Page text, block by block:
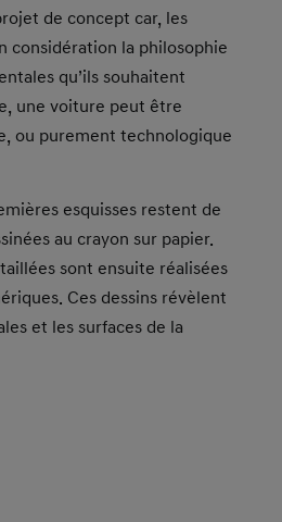
de concept car, les
considération la philosophie
qu’ils souhaitent
une voiture peut être
ou purement technologique
esquisses restent de
au crayon sur papier.
sont ensuite réalisées
Ces dessins révèlent
et les surfaces de la